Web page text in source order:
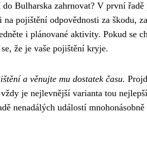
Bulharska zahrnovat? V první
pojištění odpovědnosti za škodu,
i plánované aktivity. Pokud se
že je vaše pojištění kryje.
a věnujte mu dostatek času.
je nejlevnější varianta tou
nenadálých událostí